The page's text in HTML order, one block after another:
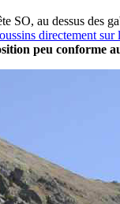
SO, au dessus des
directement sur
peu conforme